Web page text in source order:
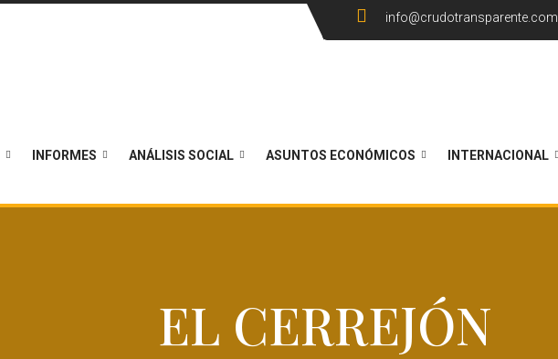
info@crudotransparente.com
INFORMES ANÁLISIS SOCIAL ASUNTOS ECONÓMICOS INTERNACIONAL
EL CERREJÓN